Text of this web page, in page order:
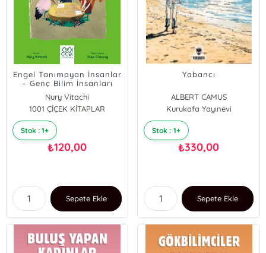
Engel Tanımayan İnsanlar
– Genç Bilim İnsanları
Nury Vitachi
1001 ÇİÇEK KİTAPLAR
Stok : 1+
₺120,00
Sepete Ekle
Yabancı
ALBERT CAMUS
Kurukafa Yayınevi
Stok : 1+
₺330,00
Sepete Ekle